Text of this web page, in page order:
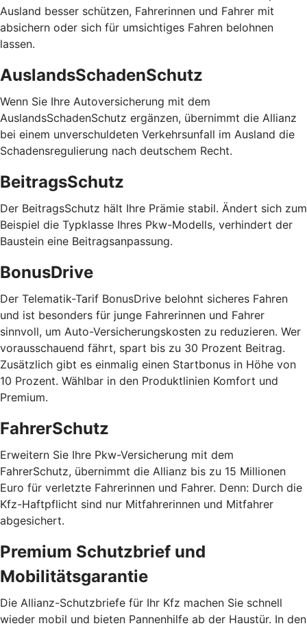
Ausland besser schützen, Fahrerinnen und Fahrer mit
absichern oder sich für umsichtiges Fahren belohnen
lassen.
AuslandsSchadenSchutz
Wenn Sie Ihre Autoversicherung mit dem
AuslandsSchadenSchutz ergänzen, übernimmt die Allianz
bei einem unverschuldeten Verkehrsunfall im Ausland die
Schadensregulierung nach deutschem Recht.
BeitragsSchutz
Der BeitragsSchutz hält Ihre Prämie stabil. Ändert sich zum
Beispiel die Typklasse Ihres Pkw-Modells, verhindert der
Baustein eine Beitragsanpassung.
BonusDrive
Der Telematik-Tarif BonusDrive belohnt sicheres Fahren
und ist besonders für junge Fahrerinnen und Fahrer
sinnvoll, um Auto-Versicherungskosten zu reduzieren. Wer
vorausschauend fährt, spart bis zu 30 Prozent Beitrag.
Zusätzlich gibt es einmalig einen Startbonus in Höhe von
10 Prozent. Wählbar in den Produktlinien Komfort und
Premium.
FahrerSchutz
Erweitern Sie Ihre Pkw-Versicherung mit dem
FahrerSchutz, übernimmt die Allianz bis zu 15 Millionen
Euro für verletzte Fahrerinnen und Fahrer. Denn: Durch die
Kfz-Haftpflicht sind nur Mitfahrerinnen und Mitfahrer
abgesichert.
Premium Schutzbrief und
Mobilitätsgarantie
Die Allianz-Schutzbriefe für Ihr Kfz machen Sie schnell
wieder mobil und bieten Pannenhilfe ab der Haustür. In den